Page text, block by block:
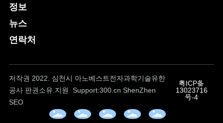
정보
뉴스
연락처
저작권 2022. 심천시 아노베스트전자과학기술유한
공사 판권소유.지원 Support:300.cn ShenZhen
SEO
粤ICP备
13023716
号-4